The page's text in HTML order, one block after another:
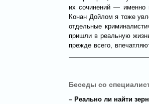
их сочинений — именно
Конан Дойлом я тоже
отдельные
пришли в реальную
прежде всего,
Беседы со
– Реально ли найти